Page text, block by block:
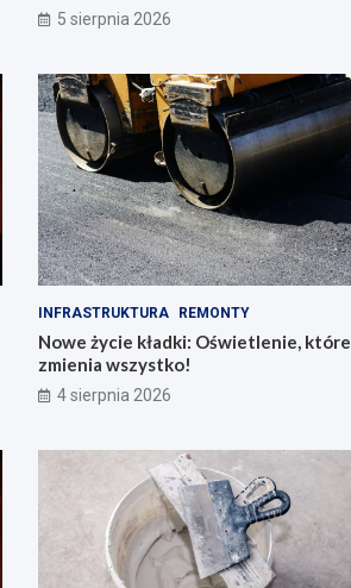
5 sierpnia 2026
INFRASTRUKTURA REMONTY
Nowe życie kładki: Oświetlenie, które
zmienia wszystko!
4 sierpnia 2026